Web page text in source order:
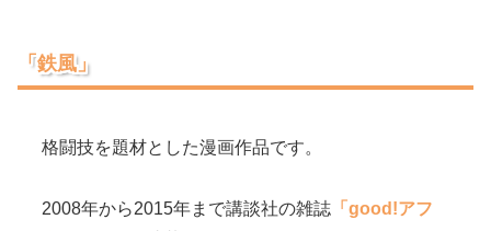
「鉄風」
格闘技を題材とした漫画作品です。
2008年から2015年まで講談社の雑誌 「good!アフ